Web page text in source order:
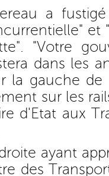
a
et
"Votre
dans les
la gauche de
sur les
d'Etat aux
ayant
des